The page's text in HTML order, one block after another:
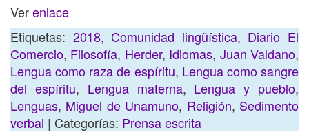
Verenlace
Etiquetas: 2018,Comunidad lingüística, Diario El
Comercio, Filosofía, Herder, Idiomas, Juan Valdano,
Lengua como raza de espíritu, Lengua como sangre
del espíritu, Lengua materna, Lengua y pueblo,
Lenguas, Miguel de Unamuno, Religión, Sedimento
verbal | Categorías: Prensa escrita